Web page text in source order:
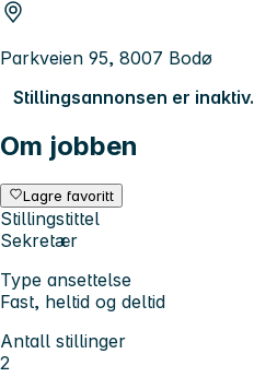
Parkveien 95, 8007 Bodø
Stillingsannonsen er inaktiv.
Om jobben
Lagre favoritt
Stillingstittel
Sekretær
Type ansettelse
Fast, heltid og deltid
Antall stillinger
2